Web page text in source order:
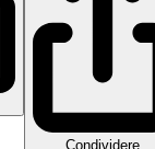
Condividere